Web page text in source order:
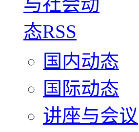
国内动态
国际动态
讲座与会议